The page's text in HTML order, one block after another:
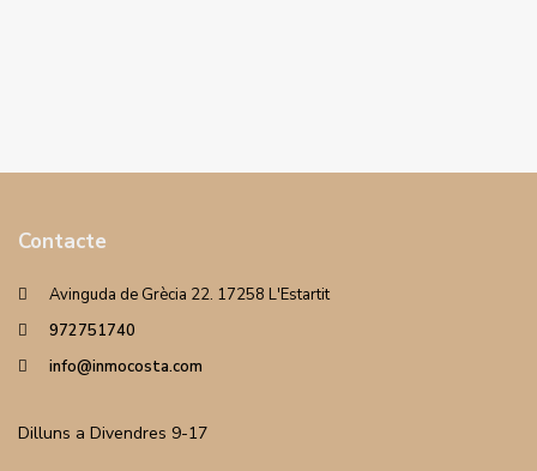
Contacte
Avinguda de Grècia 22. 17258 L'Estartit
972751740
info@inmocosta.com
Dilluns a Divendres 9-17